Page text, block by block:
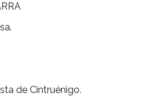
de Cintruénigo.